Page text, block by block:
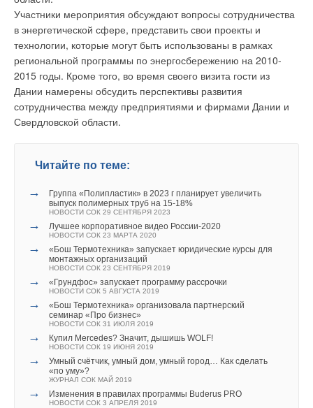
Участники мероприятия обсуждают вопросы сотрудничества
в энергетической сфере, представить свои проекты и
технологии, которые могут быть использованы в рамках
региональной программы по энергосбережению на 2010-
2015 годы. Кроме того, во время своего визита гости из
Дании намерены обсудить перспективы развития
сотрудничества между предприятиями и фирмами Дании и
Свердловской области.
Читайте по теме:
→
Группа «Полипластик» в 2023 г планирует увеличить
выпуск полимерных труб на 15-18%
НОВОСТИ СОК 29 СЕНТЯБРЯ 2023
→ Лучшее корпоративное видео России-2020
НОВОСТИ СОК 23 МАРТА 2020
→
«Бош Термотехника» запускает юридические курсы для
монтажных организаций
НОВОСТИ СОК 23 СЕНТЯБРЯ 2019
→ «Грундфос» запускает программу рассрочки
НОВОСТИ СОК 5 АВГУСТА 2019
→
«Бош Термотехника» организовала партнерский
семинар «Про бизнес»
НОВОСТИ СОК 31 ИЮЛЯ 2019
→ Купил Mercedes? Значит, дышишь WOLF!
НОВОСТИ СОК 19 ИЮНЯ 2019
→
Умный счётчик, умный дом, умный город… Как сделать
«по уму»?
ЖУРНАЛ СОК МАЙ 2019
→ Изменения в правилах программы Buderus PRO
НОВОСТИ СОК 3 АПРЕЛЯ 2019
Комментарии
Добавить комментарий
Ваш E-mail *
Текст комментария
Грэм Паркес, руководитель департамента инновационного
оборудования, получил премию из рук Келвина Стевенса,
представителя Adey, спонсора катерогии.
"Победа в номинации "Экологичный производитель"
является для нас большой честью, — сказал г-н Паркес.
— особенно в свете того, что судьями являются
значительные фигуры в области отопления и даже
выбросов оксидов углерода, а также той поддержкой и
предложить. Нашей особенной гордостью является Baxi
Ecogen — с ним мы стали первым производителем,
который вывел на рыок Великобритании бытовую
установку когенерации. Я получаю эту награду как
представитель фантастической команды, которая
трудилась не покладая рук над созданием продукта,
достойного победы и поддержки клиентов".
Представитель судеской бригады выразил мнение жюри:
"Комбинация отопления и выработки электроэнергии в
едином приборе открывает превосходные перспективы.
Baxi пошел по этому сложному пути и добился огромных
результатов".